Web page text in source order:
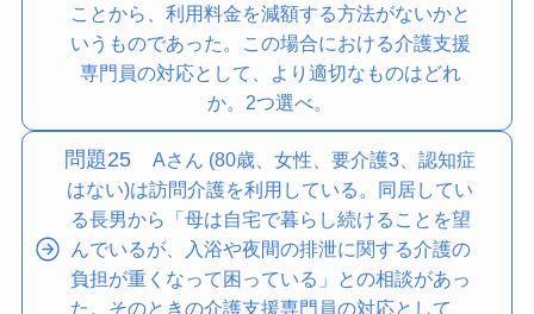
ことから、利用料金を減額する方法がないかと
いうものであった。この場合における介護支援
専門員の対応として、より適切なものはどれ
か。2つ選べ。
問題25Aさん (80歳、女性、要介護3、認知症
はない)は訪問介護を利用している。同居してい
る長男から「母は自宅で暮らし続けることを望
んでいるが、入浴や夜間の排泄に関する介護の
負担が重くなって困っている」との相談があっ
た。そのときの介護支援専門員の対応として、